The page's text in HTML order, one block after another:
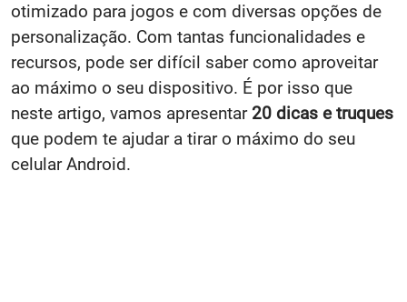
otimizado para jogos e com diversas opções de
personalização. Com tantas funcionalidades e
recursos, pode ser difícil saber como aproveitar
ao máximo o seu dispositivo. É por isso que
neste artigo, vamos apresentar 20 dicas e truques
que podem te ajudar a tirar o máximo do seu
celular Android.